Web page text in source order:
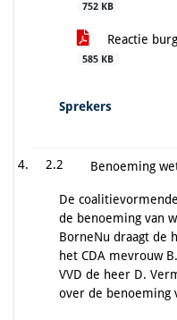
752 KB
Reactie
585 KB
Sprekers
2.2 Benoeming
De
de benoeming van
BorneNu draagt de
het CDA mevrouw
VVD de heer D.
over de benoeming